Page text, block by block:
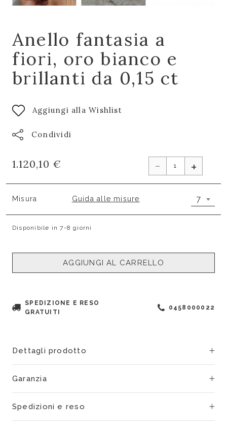
Anello fantasia a
fiori, oro bianco e
brillanti da 0,15 ct
Aggiungi alla Wishlist
Condividi
1.120,10 € - +
Misura Guida alle misure 7
Disponibile in 7-8 giorni
AGGIUNGI AL CARRELLO
SPEDIZIONE E RESO
GRATUITI
0458000022
Dettagli prodotto
Garanzia
Spedizioni e reso